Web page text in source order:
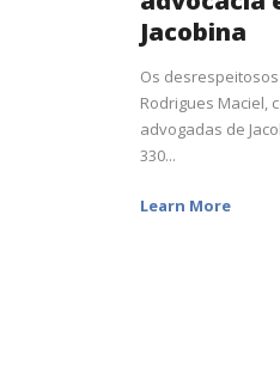
Jacobina
Os
Rodrigues Maciel,
advogadas de
330...
Learn More